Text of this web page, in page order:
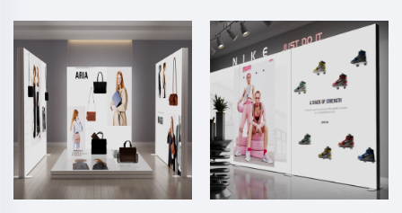
závěsnou lištou
magnetickou
děrovanou deskou